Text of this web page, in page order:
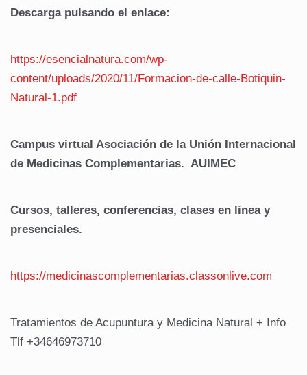
Descarga pulsando el enlace:
https://esencialnatura.com/wp-
content/uploads/2020/11/Formacion-de-calle-Botiquin-
Natural-1.pdf
Campus virtual Asociación de la Unión Internacional
de Medicinas Complementarias. AUIMEC
Cursos, talleres, conferencias, clases en linea y
presenciales.
https://medicinascomplementarias.classonlive.com
Tratamientos de Acupuntura y Medicina Natural + Info
Tlf +34646973710